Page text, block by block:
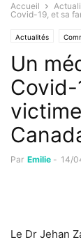
Accueil
Covid-19, et sa
Actualités
Un
Covid-
Par Emilie - 14/
Le Dr Jehan